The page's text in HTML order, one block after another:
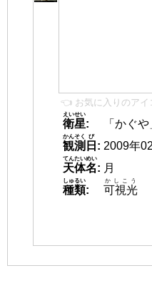
👈 お気に入りのアイ
衛星
えいせい
:
「かぐや
観測
かんそく
日
び
: 2009年
天体名
てんたいめい
: 月
種類
しゅるい
: 可視光
かしこう